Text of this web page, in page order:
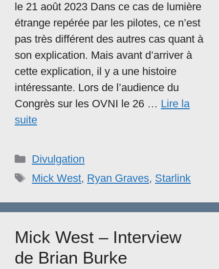
le 21 août 2023 Dans ce cas de lumière
étrange repérée par les pilotes, ce n’est
pas très différent des autres cas quant à
son explication. Mais avant d’arriver à
cette explication, il y a une histoire
intéressante. Lors de l’audience du
Congrès sur les OVNI le 26 … Lire la
suite
Catégories
Divulgation
Étiquettes
Mick West, Ryan Graves, Starlink
Mick West – Interview
de Brian Burke